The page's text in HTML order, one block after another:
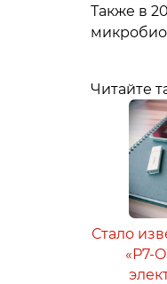
Также в
Читайте
Стало
«Р7-